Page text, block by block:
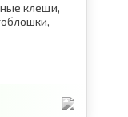
клещи,